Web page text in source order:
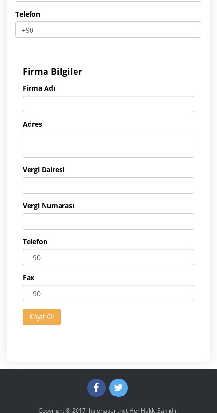
Telefon
Firma Bilgiler
Firma Adı
Adres
Vergi Dairesi
Vergi Numarası
Telefon
Fax
Copyright © 2017 ihalehaberi.net Her Hakkı Saklıdır.